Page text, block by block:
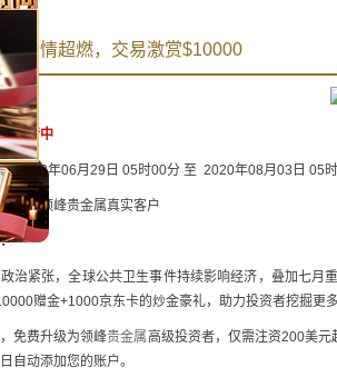
涌 行情超燃，交易激赏$10000
进行中
2020年06月29日 05时00分 至 2020年08月03日 05
所有领峰贵金属真实客户
治紧张，全球公共卫生事件持续影响经济，叠加七
赠金+1000京东卡的炒金豪礼，助力投资者挖掘更多
免费升级为领峰贵金属高级投资者，仅需注资200美
自动添加您的账户。